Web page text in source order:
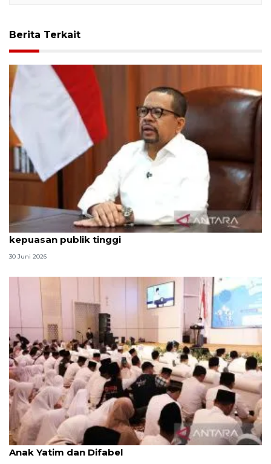
Berita Terkait
Qodari: Pemerintah tak puas diri meski tingkat
kepuasan publik tinggi
30 Juni 2026
Menag jadikan setiap 10 Muharam sebagai Lebaran
Anak Yatim dan Difabel